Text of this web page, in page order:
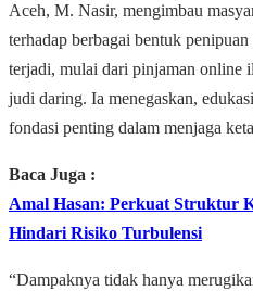
Aceh, M. Nasir, mengimbau
terhadap berbagai bentuk
terjadi, mulai dari pinjaman online
judi daring. Ia menegaskan,
fondasi penting dalam menjaga
Baca Juga :
Amal Hasan: Perkuat Struktur
Hindari Risiko Turbulensi
“Dampaknya tidak hanya